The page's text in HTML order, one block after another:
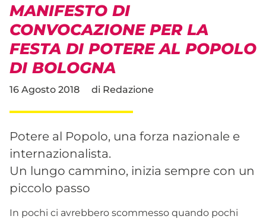
MANIFESTO DI
CONVOCAZIONE PER LA
FESTA DI POTERE AL POPOLO
DI BOLOGNA
16 Agosto 2018 di Redazione
Potere al Popolo, una forza nazionale e
internazionalista.
Un lungo cammino, inizia sempre con un
piccolo passo
In pochi ci avrebbero scommesso quando pochi